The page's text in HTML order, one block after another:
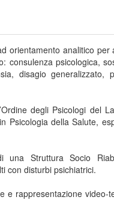
orientamento analitico per
consulenza psicologica,
disagio generalizzato,
degli Psicologi del
Psicologia della Salute,
una Struttura Socio
con disturbi psichiatrici.
e rappresentazione video-